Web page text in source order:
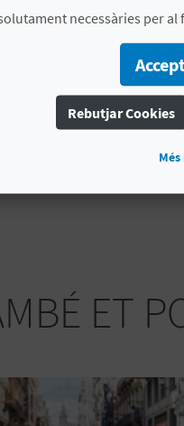
L'interior de
descobrir un lloc clau
MÉS INFORMACIÓ
ET
necessàries per
Rebutjar Cookies